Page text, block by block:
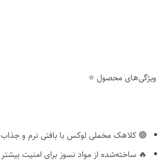
ویژگی‌های محصول ⭐
🟣 کلاهک مخملی لوکس با بافتی نرم و جذاب
🔥 ساخته‌شده از مواد نسوز برای امنیت بیشتر